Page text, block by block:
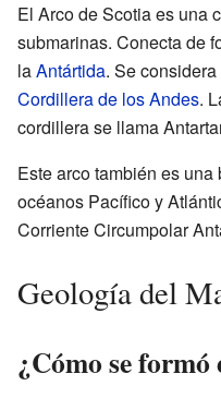
El Arco de Scotia es una
submarinas. Conecta de
laAntártida. Se
Cordillera de los Andes.
cordillera se llama
Este arco también es
océanos Pacífico y
Corriente Circumpolar
Geología del
¿Cómo se